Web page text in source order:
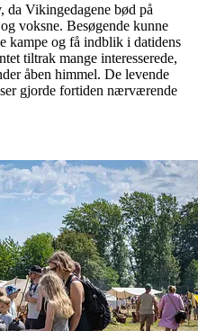
da Vikingedagene bød på
voksne. Besøgende kunne
kampe og få indblik i datidens
tiltrak mange interesserede,
åben himmel. De levende
gjorde fortiden nærværende